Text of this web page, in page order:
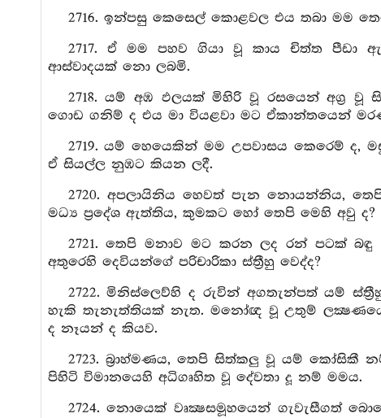
2716. ඉන්පසු කෙසෙල් කොළවල එය තබා මම
2717. ඒ මම පහව ගියා වූ කාය චිත්ත
ආස්වාදයක් නො ලබමි.
2718. යම් අඹ ඵලයක් මිහිරි වූ රසයෙන් අග්‍ර
ගොඩ ගනිම් ද එය මා වියළවා මට ඒකාන්තයෙන්
2719. යම් හෙයෙකින් මම උපවාසය කෙරෙම්
ඒ සියල්ල නුඹට කියන ලදී.
2720. අපලායිනිය හෙවත් පැන නොයන්නිය,
මධ්‍ය ප්‍රදේශ ඇත්තිය, කුමකට හෝ තෙපි මෙහි අවු ද?
2721. තෙපි මනාව මට කරන ලද රන් පටක්
අතුරෙහි දෙවියන්ගේ පරිචාරිකා ස්ත්‍රීහු වෙද්ද?
2722. මිනිස්ලෙව්හි ද රුවින් අගතැන්පත් යම්
හැකි තැනැත්තියක් නැත. මනෝඥ වූ උතුම්
ද නෑයන් ද කියව.
2723. බ්‍රාහ්මණය, තෙපි සිත්කලු වූ යම් කෝසිකී
පිහිටි විමානයෙහි අධිගෘහිත වූ දේවතා දූ නම් මමය.
2724. නොයෙක් වෘක්‍ෂසමූහයෙන් ගැවැසීගත්